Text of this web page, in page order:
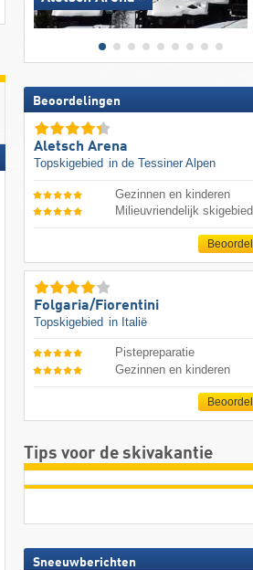
Beoordelingen
Aletsch Arena
Topskigebied in de Tessiner Alpen
Gezinnen en kinderen
Milieuvriendelijk skigebied
Folgaria/​Fiorentini
Topskigebied in Italië
Pistepreparatie
Gezinnen en kinderen
Tips voor de skivakantie
Sneeuwberichten